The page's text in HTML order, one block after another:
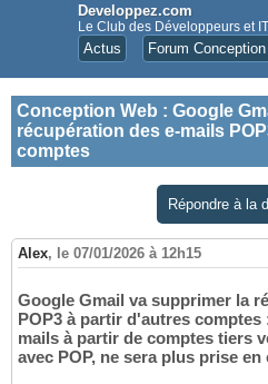
Developpez.com
Le Club des Développeurs et
Actus Forum
Conception Web : Google
récupération des e-mails
comptes
Répondre à la
Alex, le 07/01/2026 à 12h15
Google Gmail va supprimer la
POP3 à partir d'autres comptes
mails à partir de comptes tiers
avec POP, ne sera plus prise en